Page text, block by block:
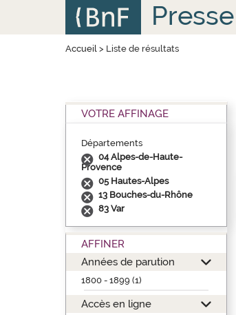
Accueil> Liste de résultats
VOTRE AFFINAGE
Départements
04 Alpes-de-Haute-
Provence
05 Hautes-Alpes
13 Bouches-du-Rhône
83 Var
AFFINER
Années de parution
1800 - 1899 (1)
Accès en ligne
Panneau de gestion des cookies